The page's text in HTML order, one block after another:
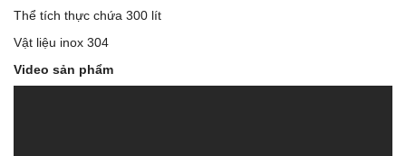
Thể tích thực chứa 300 lít
Vật liệu inox 304
Video sản phẩm